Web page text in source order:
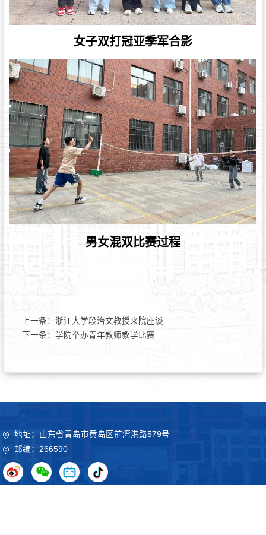
女子双打冠亚季军合影
男女混双比赛过程
上一条： 浙江大学段治文教授来院座谈
下一条： 学院举办青年教师教学比赛
地址：山东省青岛市黄岛区前湾港路579号
邮编：266590